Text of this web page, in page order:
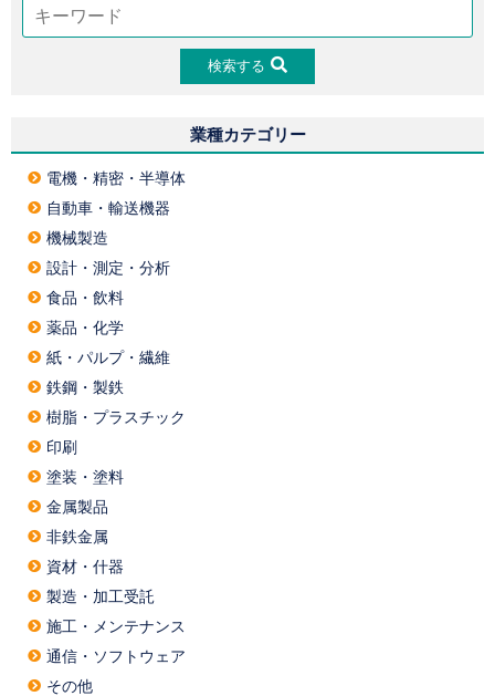
検索する
業種カテゴリー
電機・精密・半導体
自動車・輸送機器
機械製造
設計・測定・分析
食品・飲料
薬品・化学
紙・パルプ・繊維
鉄鋼・製鉄
樹脂・プラスチック
印刷
塗装・塗料
金属製品
非鉄金属
資材・什器
製造・加工受託
施工・メンテナンス
通信・ソフトウェア
その他